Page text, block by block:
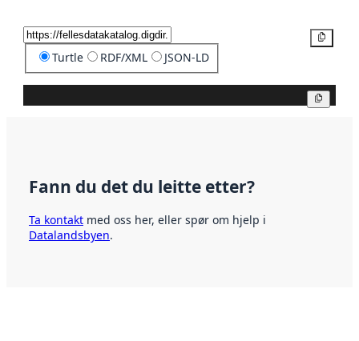
Turtle RDF/XML JSON-LD
Fann du det du leitte etter?
Ta kontakt med oss her, eller spør om hjelp i
Datalandsbyen.